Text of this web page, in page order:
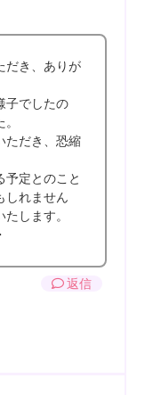
だき、ありが
子でしたの
ただき、恐縮
予定とのこと
しれません
します。
返信